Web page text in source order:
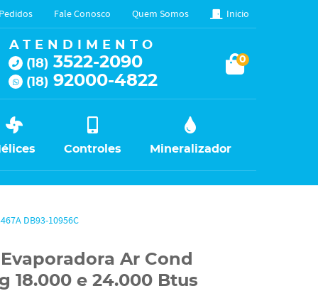
Fale Conosco Quem Somos Inicio
ATENDIMENTO
(18) 3522-2090
(18) 92000-4822
0
Controles Mineralizador
DB93-10956C
Ar Cond
18.000 e 24.000 Btus